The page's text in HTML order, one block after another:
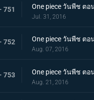
751 One piece วันพีช ต
Jul. 31, 2016
752 One piece วันพีช ต
Aug. 07, 2016
753 One piece วันพีช ต
Aug. 21, 2016